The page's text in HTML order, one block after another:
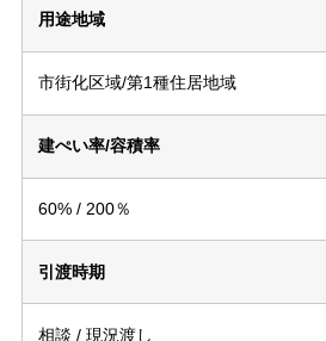
用途地域
市街化区域/第1種住居地域
建ぺい率/容積率
60% / 200％
引渡時期
相談 / 現況渡し